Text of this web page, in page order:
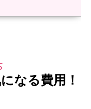
なる費用！